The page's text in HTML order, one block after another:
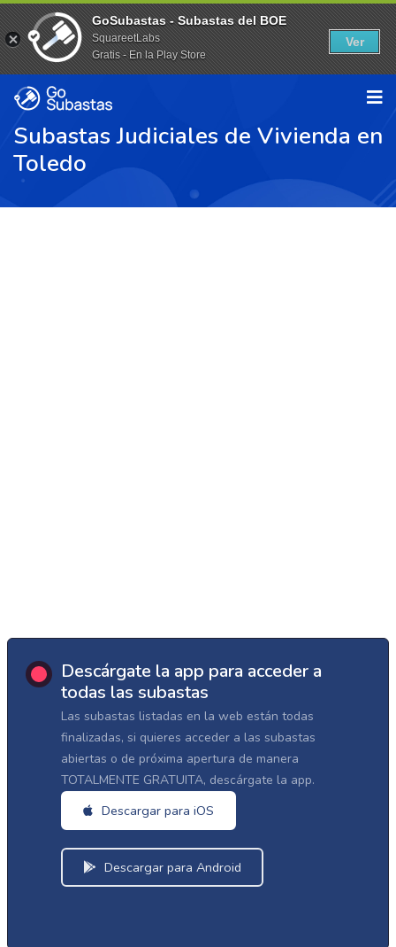
Subastas Judiciales de Vivienda en
Toledo
Descárgate la app para acceder a
todas las subastas
Las subastas listadas en la web están todas
finalizadas, si quieres acceder a las subastas
abiertas o de próxima apertura de manera
TOTALMENTE GRATUITA, descárgate la app.
Descargar para iOS
Descargar para Android
GoSubastas - Subastas del BOE
SquareetLabs
Gratis - En la Play Store
Ver